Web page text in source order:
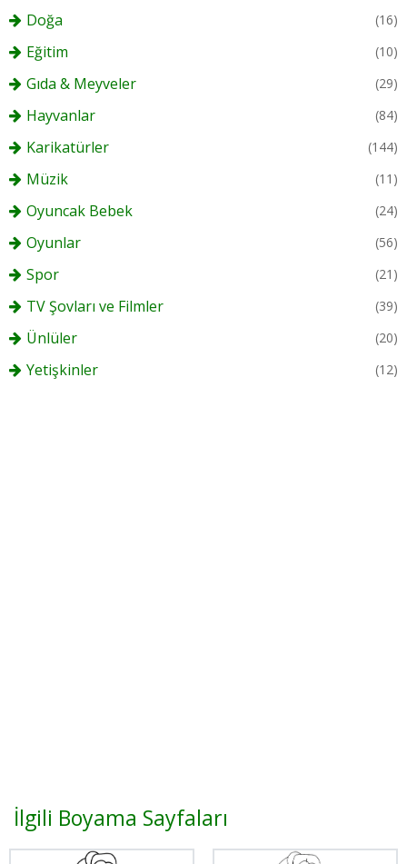
Doğa (16)
Eğitim (10)
Gıda & Meyveler (29)
Hayvanlar (84)
Karikatürler (144)
Müzik (11)
Oyuncak Bebek (24)
Oyunlar (56)
Spor (21)
TV Şovları ve Filmler (39)
Ünlüler (20)
Yetişkinler (12)
İlgili Boyama Sayfaları